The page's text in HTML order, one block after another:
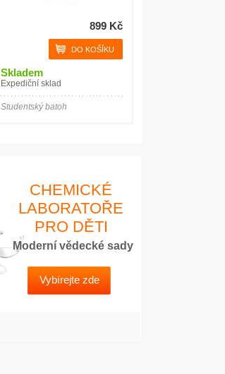
899 Kč
Skladem
Expediční sklad
Studentský batoh
CHEMICKÉ
LABORATOŘE
PRO DĚTI
Moderní vědecké sady
Vybírejte zde